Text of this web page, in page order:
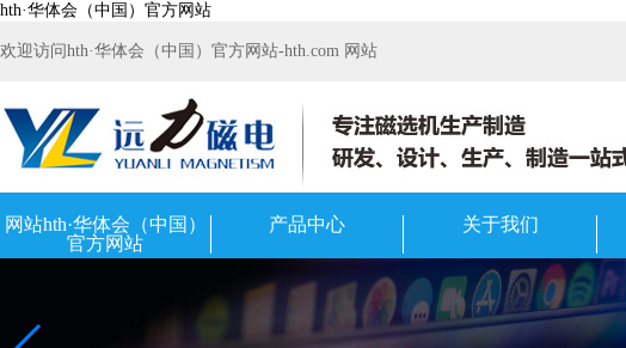
hth·华体会（中国）官方网站
欢迎访问hth·华体会（中国）官方网站-hth.com 网站
网站hth·华体会（中国）
官方网站
产品中心 关于我们